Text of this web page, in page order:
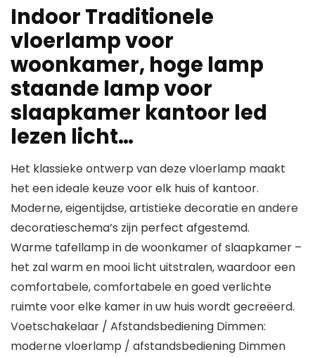
Indoor Traditionele
vloerlamp voor
woonkamer, hoge lamp
staande lamp voor
slaapkamer kantoor led
lezen licht…
Het klassieke ontwerp van deze vloerlamp maakt
het een ideale keuze voor elk huis of kantoor.
Moderne, eigentijdse, artistieke decoratie en andere
decoratieschema’s zijn perfect afgestemd.
Warme tafellamp in de woonkamer of slaapkamer –
het zal warm en mooi licht uitstralen, waardoor een
comfortabele, comfortabele en goed verlichte
ruimte voor elke kamer in uw huis wordt gecreëerd.
Voetschakelaar / Afstandsbediening Dimmen:
moderne vloerlamp / afstandsbediening Dimmen